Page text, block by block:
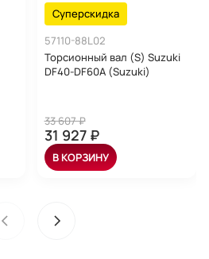
Суперскидка
57110-88L02
Торсионный вал (S) Suzuki
DF40-DF60A (Suzuki)
33 607 ₽
31 927 ₽
В КОРЗИНУ